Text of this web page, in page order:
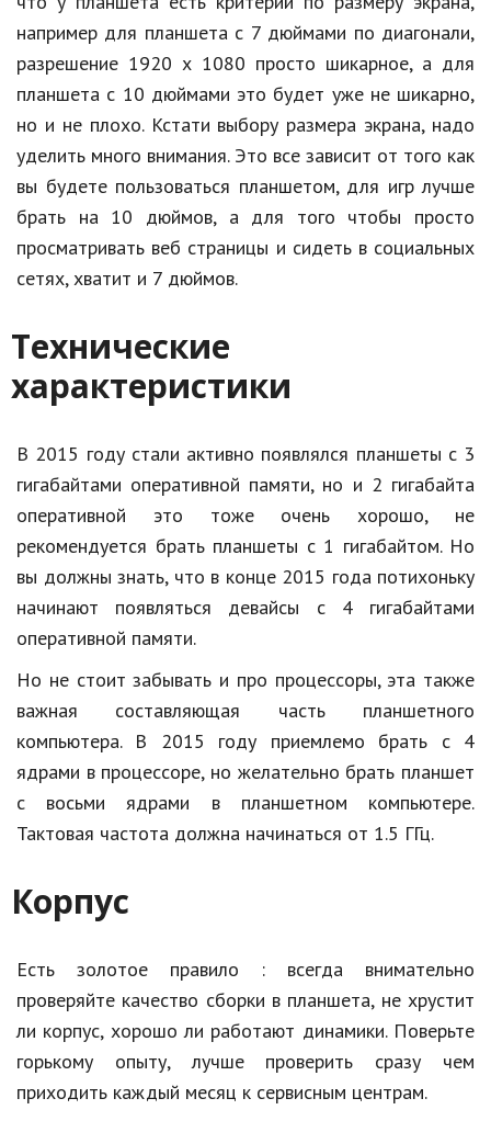
Еда и напитки
Праздники и подарки
Кинематограф
Домашние животные
Семья и дети
Путешествия
Строительство
Мода и стиль
Бизнес
Хобби и развлечения
Финансы
Юриспруденция
Природа
Образование
например для планшета с 7 дюймами по диагонали,
разрешение 1920 х 1080 просто шикарное, а для
планшета с 10 дюймами это будет уже не шикарно,
но и не плохо. Кстати выбору размера экрана, надо
уделить много внимания. Это все зависит от того как
вы будете пользоваться планшетом, для игр лучше
брать на 10 дюймов, а для того чтобы просто
просматривать веб страницы и сидеть в социальных
сетях, хватит и 7 дюймов.
Технические
характеристики
В 2015 году стали активно появлялся планшеты с 3
гигабайтами оперативной памяти, но и 2 гигабайта
оперативной это тоже очень хорошо, не
рекомендуется брать планшеты с 1 гигабайтом. Но
вы должны знать, что в конце 2015 года потихоньку
начинают появляться девайсы с 4 гигабайтами
оперативной памяти.
Но не стоит забывать и про процессоры, эта также
важная составляющая часть планшетного
компьютера. В 2015 году приемлемо брать с 4
ядрами в процессоре, но желательно брать планшет
с восьми ядрами в планшетном компьютере.
Тактовая частота должна начинаться от 1.5 ГГц.
Корпус
Есть золотое правило : всегда внимательно
проверяйте качество сборки в планшета, не хрустит
ли корпус, хорошо ли работают динамики. Поверьте
горькому опыту, лучше проверить сразу чем
приходить каждый месяц к сервисным центрам.